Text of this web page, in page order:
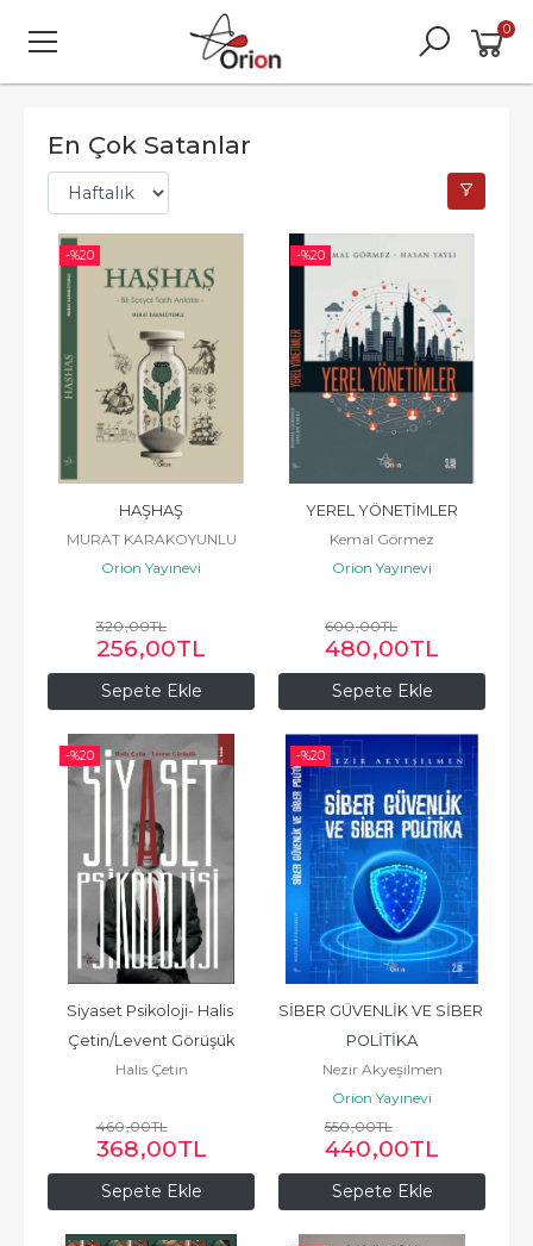
0
En Çok Satanlar
-%20
Sepete Ekle
HAŞHAŞ
MURAT KARAKOYUNLU
Orion Yayınevi
320,00TL
256,00TL
-%20
Sepete Ekle
YEREL YÖNETİMLER
Kemal Görmez
Orion Yayınevi
600,00TL
480,00TL
-%20
Sepete Ekle
Siyaset Psikoloji- Halis
Çetin/Levent Görüşük
Halis Çetin
460,00TL
368,00TL
-%20
Sepete Ekle
SİBER GÜVENLİK VE SİBER
POLİTİKA
Nezir Akyeşilmen
Orion Yayınevi
550,00TL
440,00TL